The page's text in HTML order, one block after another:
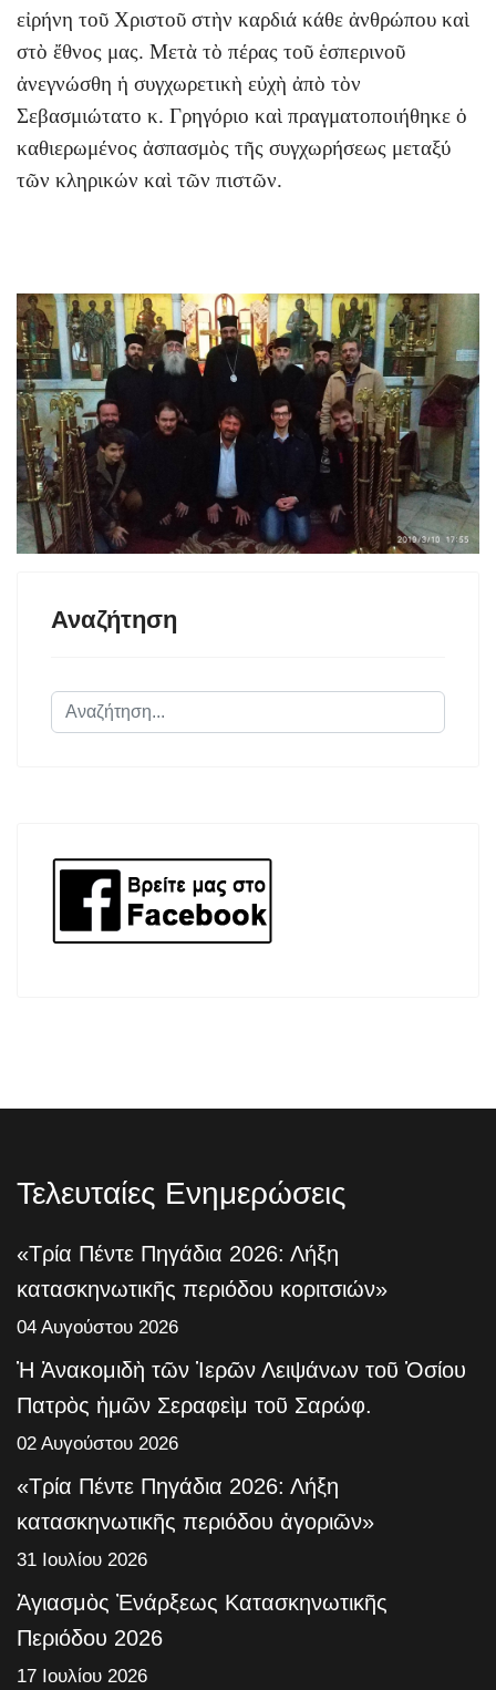
εἰρήνη τοῦ Χριστοῦ στὴν καρδιά κάθε ἀνθρώπου καὶ
στὸ ἔθνος μας. Μετὰ τὸ πέρας τοῦ ἑσπερινοῦ
ἀνεγνώσθη ἡ συγχωρετικὴ εὐχὴ ἀπὸ τὸν
Σεβασμιώτατο κ. Γρηγόριο καὶ πραγματοποιήθηκε ὁ
καθιερωμένος ἀσπασμὸς τῆς συγχωρήσεως μεταξύ
τῶν κληρικών καὶ τῶν πιστῶν.
Αναζήτηση
Αναζήτηση...
Τελευταίες Ενημερώσεις
«Τρία Πέντε Πηγάδια 2026: Λήξη
κατασκηνωτικῆς περιόδου κοριτσιών»
04 Αυγούστου 2026
Ἡ Ἀνακομιδὴ τῶν Ἱερῶν Λειψάνων τοῦ Ὁσίου
Πατρὸς ἡμῶν Σεραφεὶμ τοῦ Σαρώφ.
02 Αυγούστου 2026
«Τρία Πέντε Πηγάδια 2026: Λήξη
κατασκηνωτικῆς περιόδου ἀγοριῶν»
31 Ιουλίου 2026
Ἁγιασμὸς Ἐνάρξεως Κατασκηνωτικῆς
Περιόδου 2026
17 Ιουλίου 2026